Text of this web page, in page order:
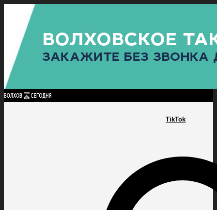
TikTok
Найти:
ГЛАВНАЯ ПОЛИТИКАПРОИСШЕСТВИЯ ПРОКУРАТУРАСПОРТ
ПОЛИТИКА
КУЛЬТУРА
ПОСЕЛЕНИЯ